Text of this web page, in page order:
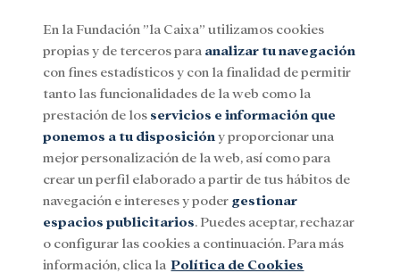
Menu
SocialInvestigación y becasCultura
En la Fundación ”la Caixa” utilizamos cookies
propias y de terceros para analizar tu navegación
con fines estadísticos y con la finalidad de permitir
tanto las funcionalidades de la web como la
prestación de los servicios e información que
ponemos a tu disposición y proporcionar una
mejor personalización de la web, así como para
crear un perfil elaborado a partir de tus hábitos de
navegación e intereses y poder gestionar
espacios publicitarios. Puedes aceptar, rechazar
o configurar las cookies a continuación. Para más
información, clica la Política de Cookies